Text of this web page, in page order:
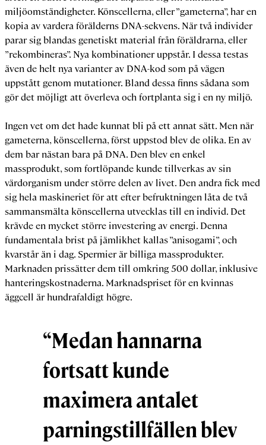
miljöomständigheter. Könscellerna, eller ”gameterna”, har en
kopia av vardera förälderns DNA-sekvens. När två individer
parar sig blandas genetiskt material från föräldrarna, eller
”rekombineras”. Nya kombinationer uppstår. I dessa testas
även de helt nya varianter av DNA-kod som på vägen
uppstått genom mutationer. Bland dessa finns sådana som
gör det möjligt att överleva och fortplanta sig i en ny miljö.
Ingen vet om det hade kunnat bli på ett annat sätt. Men när
gameterna, könscellerna, först uppstod blev de olika. En av
dem bar nästan bara på DNA. Den blev en enkel
massprodukt, som fortlöpande kunde tillverkas av sin
värdorganism under större delen av livet. Den andra fick med
sig hela maskineriet för att efter befruktningen låta de två
sammansmälta könscellerna utvecklas till en individ. Det
krävde en mycket större investering av energi. Denna
fundamentala brist på jämlikhet kallas ”anisogami”, och
kvarstår än i dag. Spermier är billiga massprodukter.
Marknaden prissätter dem till omkring 500 dollar, inklusive
hanteringskostnaderna. Marknadspriset för en kvinnas
äggcell är hundrafaldigt högre.
“Medan hannarna
fortsatt kunde
maximera antalet
parningstillfällen blev